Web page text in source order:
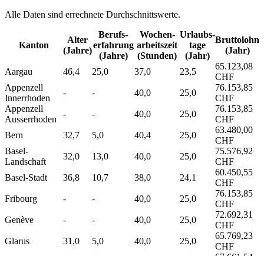
Alle Daten sind errechnete Durchschnittswerte.
Kanton
Alter
(Jahre)
Berufs­
erfahrung
(Jahre)
Wochen­
arbeitszeit
(Stunden)
Urlaubs­
tage
(Jahr)
Bruttolohn
(Jahr)
Aargau 46,4 25,0 37,0 23,5
65.123,08
CHF
Appenzell
Innerrhoden
- - 40,0 25,0
76.153,85
CHF
Appenzell
Ausserrhoden
- - 40,0 25,0
76.153,85
CHF
Bern
32,7 5,0 40,4 25,0
63.480,00
CHF
Basel-
Landschaft
32,0 13,0 40,0 25,0
75.576,92
CHF
Basel-Stadt
36,8 10,7 38,0 24,1
60.450,55
CHF
Fribourg
- - 40,0 25,0
76.153,85
CHF
Genève
- - 40,0 25,0
72.692,31
CHF
Glarus
31,0 5,0 40,0 25,0
65.769,23
CHF